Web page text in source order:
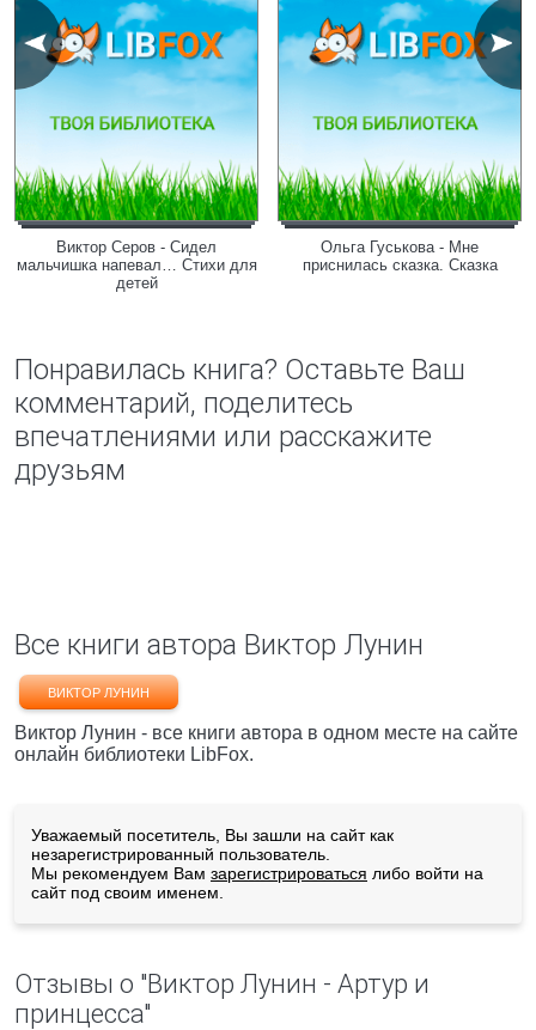
Виктор Серов - Сидел
мальчишка напевал… Стихи для
детей
Ольга Гуськова - Мне
приснилась сказка. Сказка
Понравилась книга? Оставьте Ваш
комментарий, поделитесь
впечатлениями или расскажите
друзьям
Все книги автора Виктор Лунин
ВИКТОР ЛУНИН
Виктор Лунин - все книги автора в одном месте на сайте
онлайн библиотеки LibFox.
Уважаемый посетитель, Вы зашли на сайт как
незарегистрированный пользователь.
Мы рекомендуем Вам зарегистрироваться либо войти на
сайт под своим именем.
Отзывы о "Виктор Лунин - Артур и
принцесса"